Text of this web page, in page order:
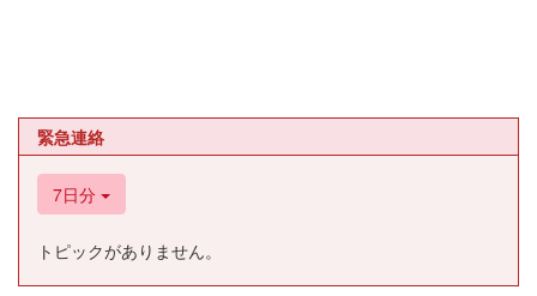
緊急連絡
7日分
トピックがありません。